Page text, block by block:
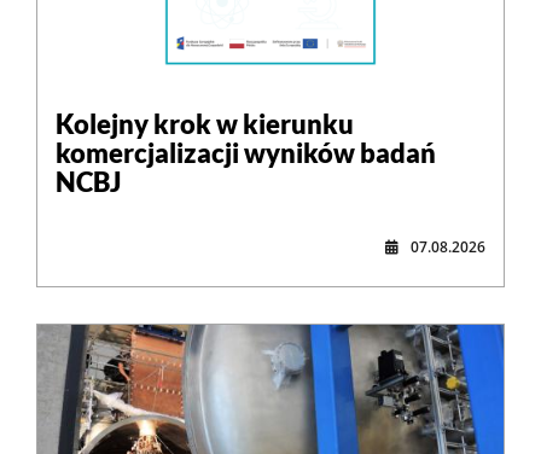
Kolejny krok w kierunku
komercjalizacji wyników badań
NCBJ
07.08.2026